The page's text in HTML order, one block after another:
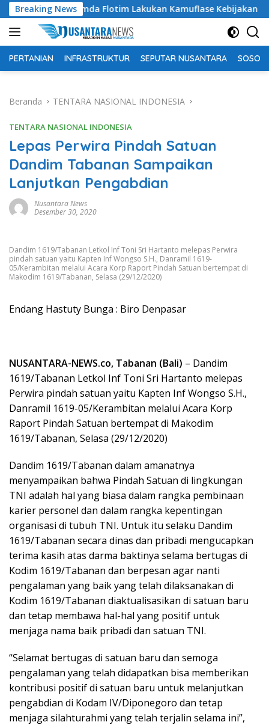
Langsung
ke
konten
Breaking News
Pemda Flotim Lakukan Kamuflase Kebijakan Politik
PERTANIAN INFRASTRUKTUR SEPUTAR NUSANTARA SOSOK
Beranda TENTARA NASIONAL INDONESIA
TENTARA NASIONAL INDONESIA
Lepas Perwira Pindah Satuan
Dandim Tabanan Sampaikan
Lanjutkan Pengabdian
Nusantara News
Desember 30, 2020
Dandim 1619/Tabanan Letkol Inf Toni Sri Hartanto melepas Perwira
pindah satuan yaitu Kapten Inf Wongso S.H., Danramil 1619-
05/Kerambitan melalui Acara Korp Raport Pindah Satuan bertempat di
Makodim 1619/Tabanan, Selasa (29/12/2020)
Endang Hastuty Bunga : Biro Denpasar
NUSANTARA-NEWS.co, Tabanan (Bali) – Dandim
1619/Tabanan Letkol Inf Toni Sri Hartanto melepas
Perwira pindah satuan yaitu Kapten Inf Wongso S.H.,
Danramil 1619-05/Kerambitan melalui Acara Korp
Raport Pindah Satuan bertempat di Makodim
1619/Tabanan, Selasa (29/12/2020)
Dandim 1619/Tabanan dalam amanatnya
menyampaikan bahwa Pindah Satuan di lingkungan
TNI adalah hal yang biasa dalam rangka pembinaan
karier personel dan dalam rangka kepentingan
organisasi di tubuh TNI. Untuk itu selaku Dandim
1619/Tabanan secara dinas dan pribadi mengucapkan
terima kasih atas darma baktinya selama bertugas di
Kodim 1619/Tabanan dan berpesan agar nanti
pengalaman yang baik yang telah dilaksanakan di
Kodim 1619/Tabanan diaktualisasikan di satuan baru
dan tetap membawa hal-hal yang positif untuk
menjaga nama baik pribadi dan satuan TNI.
“Selamat bertugas di satuan baru dan semoga
pengalaman yang telah didapatkan bisa memberikan
kontribusi positif di satuan baru untuk melanjutkan
pengabdian di Kodam IV/Diponegoro dan tetap
menjaga silahturahmi yang telah terjalin selama ini”,